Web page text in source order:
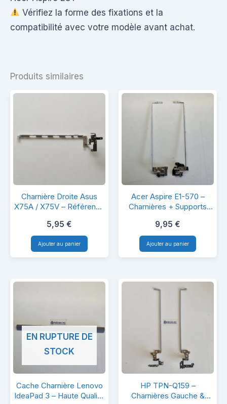
Vérifiez la forme des fixations et la
compatibilité avec votre modèle avant achat.
Produits similaires
Charnière
Droite
Asus
X75A
/
–
X75-
R
Charnière Droite Asus
X75A / X75V – Référence
5,95 €
Ajouter au panier
Acer
Aspire
E1-
570
–
+
Supports
Gauche
Droit
–
Z5WE1
Acer Aspire E1-570 –
Charnières + Supports
Z5WE1
9,95 €
Ajouter au panier
Cache
Charnière
EN RUPTURE DE
STOCK
Cache Charnière Lenovo
IdeaPad 3 – Haute Qualité
HP
TPN-
HP TPN-Q159 –
Charnières Gauche &